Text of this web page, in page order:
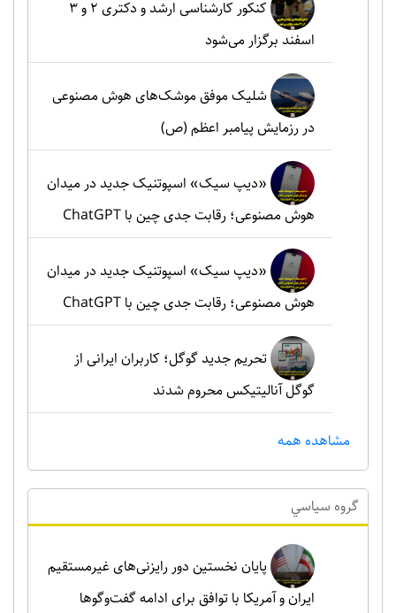
کنکور کارشناسی ارشد و دکتری ۲ و ۳
اسفند برگزار می‌شود
شلیک موفق موشک‌های هوش مصنوعی
در رزمایش پیامبر اعظم (ص)
«دیپ سیک» اسپوتنیک جدید در میدان
هوش مصنوعی؛ رقابت جدی چین با ChatGPT
«دیپ سیک» اسپوتنیک جدید در میدان
هوش مصنوعی؛ رقابت جدی چین با ChatGPT
تحریم جدید گوگل؛ کاربران ایرانی از
گوگل آنالیتیکس محروم شدند
مشاهده همه
گروه سياسي
پایان نخستین دور رایزنی‌های غیرمستقیم
ایران و آمریکا با توافق برای ادامه گفت‌وگوها